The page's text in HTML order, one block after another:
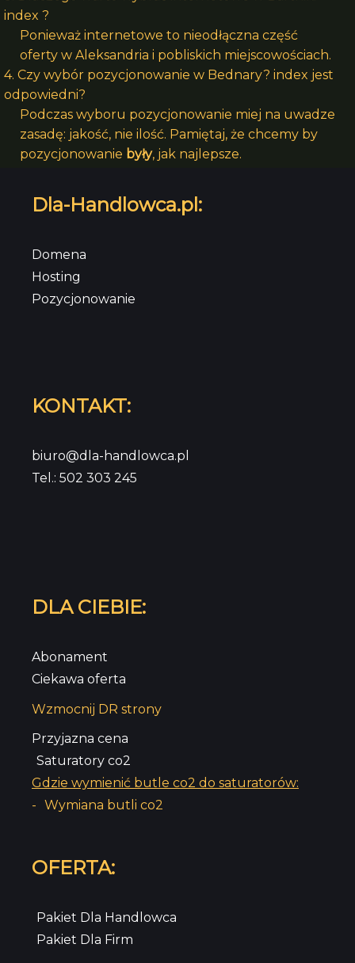
index ?
Ponieważ internetowe to nieodłączna część
oferty w Aleksandria i pobliskich miejscowościach.
4. Czy wybór pozycjonowanie w Bednary? index jest
odpowiedni?
Podczas wyboru pozycjonowanie miej na uwadze
zasadę: jakość, nie ilość. Pamiętaj, że chcemy by
pozycjonowanie były, jak najlepsze.
Dla-Handlowca.pl:
Domena
Hosting
Pozycjonowanie
KONTAKT:
biuro@dla-handlowca.pl
Tel.: 502 303 245
DLA CIEBIE:
Abonament
Ciekawa oferta
Wzmocnij DR strony
Przyjazna cena
Saturatory co2
Gdzie wymienić butle co2 do saturatorów:
- Wymiana butli co2
OFERTA:
Pakiet Dla Handlowca
Pakiet Dla Firm